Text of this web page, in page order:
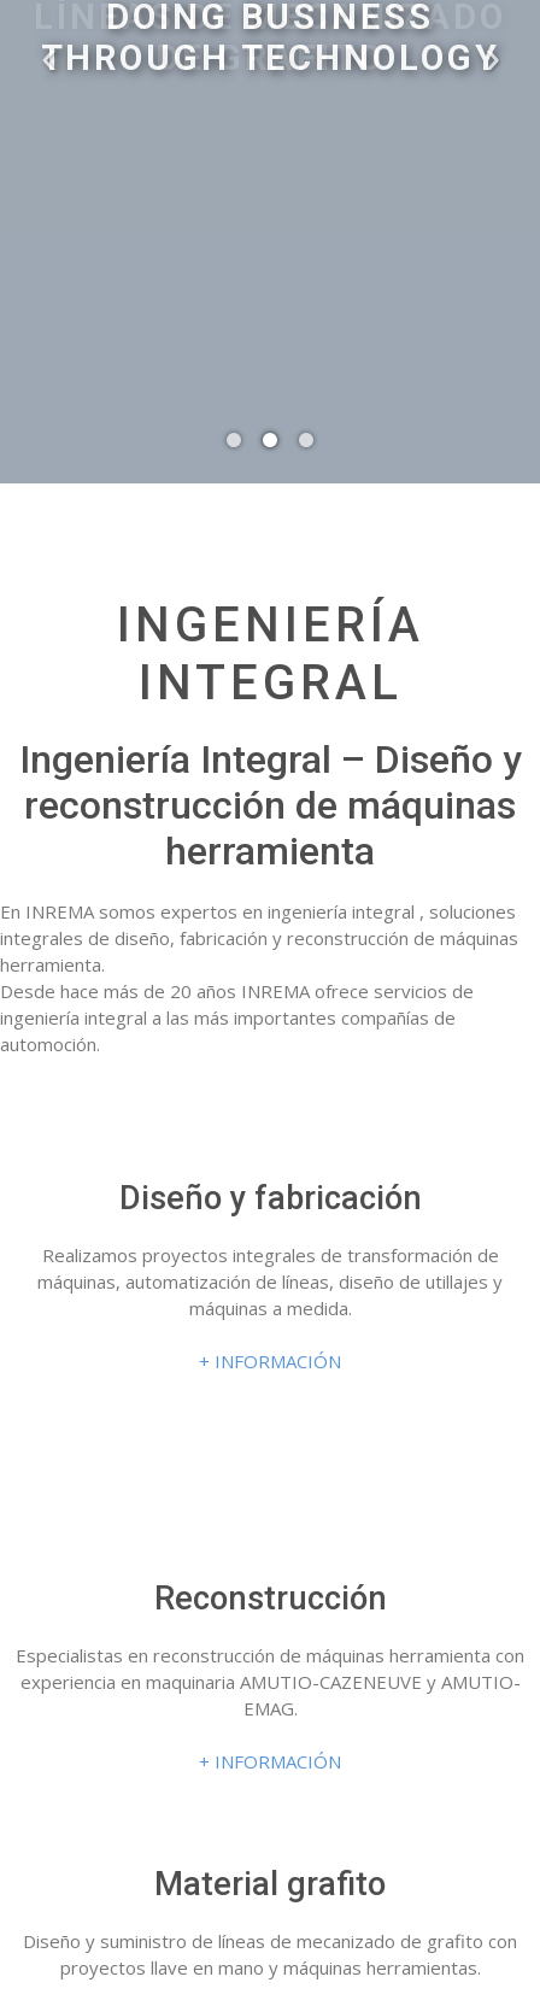
DOING BUSINESS
THROUGH TECHNOLOGY
LÍNEAS DE MECANIZADO
DE GRAFITO
PROYECTOS LLAVE EN
MANO
INGENIERÍA
INTEGRAL
Ingeniería Integral – Diseño y
reconstrucción de máquinas
herramienta
En INREMA somos expertos en ingeniería integral , soluciones
integrales de diseño, fabricación y reconstrucción de máquinas
herramienta.
Desde hace más de 20 años INREMA ofrece servicios de
ingeniería integral a las más importantes compañías de
automoción.
Diseño y fabricación
Realizamos proyectos integrales de transformación de
máquinas, automatización de líneas, diseño de utillajes y
máquinas a medida.
+ INFORMACIÓN
Reconstrucción
Especialistas en reconstrucción de máquinas herramienta con
experiencia en maquinaria AMUTIO-CAZENEUVE y AMUTIO-
EMAG.
+ INFORMACIÓN
Material grafito
Diseño y suministro de líneas de mecanizado de grafito con
proyectos llave en mano y máquinas herramientas.